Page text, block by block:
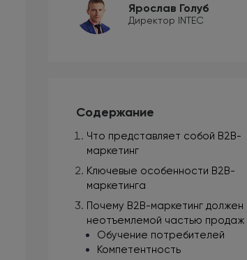
Ярослав Голуб
Директор INTEC
Содержание
Что представляет собой В2В-
маркетинг
Ключевые особенности В2В-
маркетинга
Почему B2B-маркетинг должен
неотъемлемой частью продаж
Обучение потребителей
Компетентность